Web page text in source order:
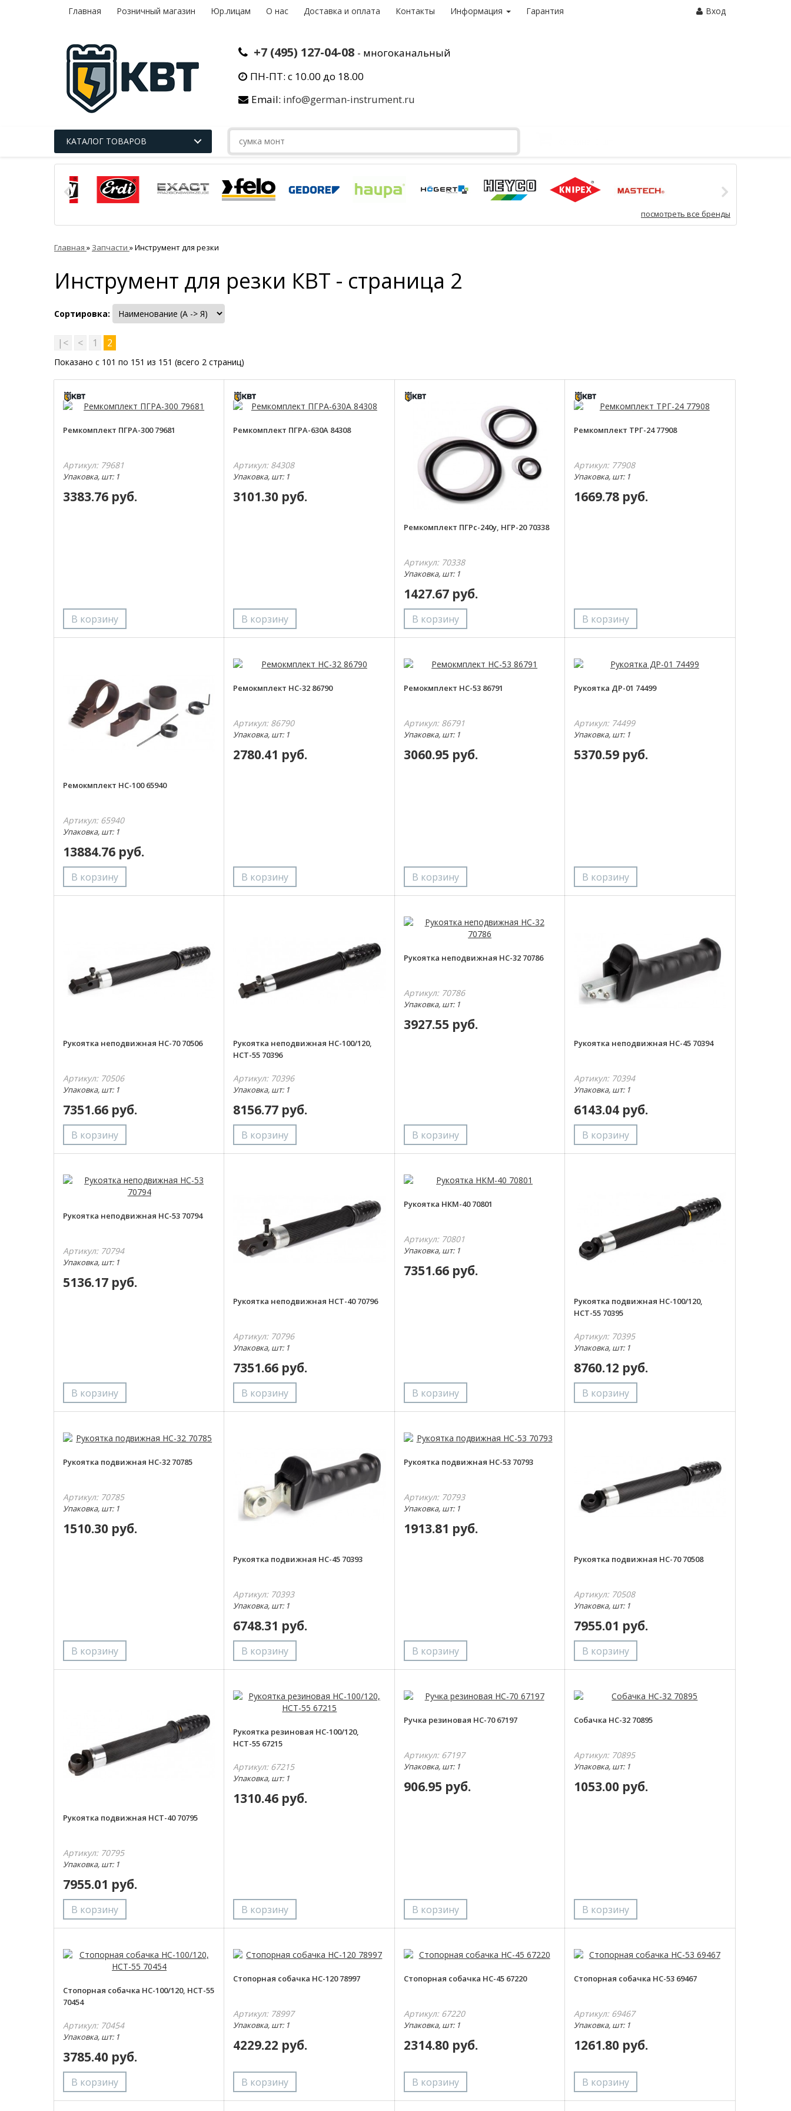
Главная Розничный магазин Юр.лицам О нас Доставка и оплата Контакты Информация Гарантия Вход
+7 (495) 127-04-08 - многоканальный
ПН-ПТ: с 10.00 до 18.00
Email: info@german-instrument.ru
КАТАЛОГ ТОВАРОВ
посмотреть все бренды
Главная » Запчасти »Инструмент для резки
Инструмент для резки КВТ - страница 2
Сортировка:
|< < 1 2
Показано с 101 по 151 из 151 (всего 2 страниц)
Ремкомплект ПГРА-300 79681
Артикул: 79681
Упаковка, шт: 1
3383.76 руб.
Ремкомплект ПГРА-630А 84308
Артикул: 84308
Упаковка, шт: 1
3101.30 руб.
Ремкомплект ПГРс-240у, НГР-20 70338
Артикул: 70338
Упаковка, шт: 1
1427.67 руб.
Ремкомплект ТРГ-24 77908
Артикул: 77908
Упаковка, шт: 1
1669.78 руб.
Ремокмплект НС-100 65940
Артикул: 65940
Упаковка, шт: 1
13884.76 руб.
Ремокмплект НС-32 86790
Артикул: 86790
Упаковка, шт: 1
2780.41 руб.
Ремокмплект НС-53 86791
Артикул: 86791
Упаковка, шт: 1
3060.95 руб.
Рукоятка ДР-01 74499
Артикул: 74499
Упаковка, шт: 1
5370.59 руб.
Рукоятка неподвижная НС-70 70506
Артикул: 70506
Упаковка, шт: 1
7351.66 руб.
Рукоятка неподвижная НС-100/120,
НСТ-55 70396
Артикул: 70396
Упаковка, шт: 1
8156.77 руб.
Рукоятка неподвижная НС-32 70786
Артикул: 70786
Упаковка, шт: 1
3927.55 руб.
Рукоятка неподвижная НС-45 70394
Артикул: 70394
Упаковка, шт: 1
6143.04 руб.
Рукоятка неподвижная НС-53 70794
Артикул: 70794
Упаковка, шт: 1
5136.17 руб.
Рукоятка неподвижная НСТ-40 70796
Артикул: 70796
Упаковка, шт: 1
7351.66 руб.
Рукоятка НКМ-40 70801
Артикул: 70801
Упаковка, шт: 1
7351.66 руб.
Рукоятка подвижная НС-100/120,
НСТ-55 70395
Артикул: 70395
Упаковка, шт: 1
8760.12 руб.
Рукоятка подвижная НС-32 70785
Артикул: 70785
Упаковка, шт: 1
1510.30 руб.
Рукоятка подвижная НС-45 70393
Артикул: 70393
Упаковка, шт: 1
6748.31 руб.
Рукоятка подвижная НС-53 70793
Артикул: 70793
Упаковка, шт: 1
1913.81 руб.
Рукоятка подвижная НС-70 70508
Артикул: 70508
Упаковка, шт: 1
7955.01 руб.
Рукоятка подвижная НСТ-40 70795
Артикул: 70795
Упаковка, шт: 1
7955.01 руб.
Рукоятка резиновая НС-100/120,
НСТ-55 67215
Артикул: 67215
Упаковка, шт: 1
1310.46 руб.
Ручка резиновая НС-70 67197
Артикул: 67197
Упаковка, шт: 1
906.95 руб.
Собачка НС-32 70895
Артикул: 70895
Упаковка, шт: 1
1053.00 руб.
Стопорная собачка НС-100/120, НСТ-55
70454
Артикул: 70454
Упаковка, шт: 1
3785.40 руб.
Стопорная собачка НС-120 78997
Артикул: 78997
Упаковка, шт: 1
4229.22 руб.
Стопорная собачка НС-45 67220
Артикул: 67220
Упаковка, шт: 1
2314.80 руб.
Стопорная собачка НС-53 69467
Артикул: 69467
Упаковка, шт: 1
1261.80 руб.